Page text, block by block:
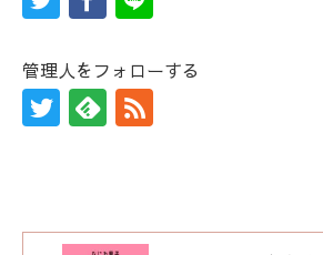
管理人をフォローする